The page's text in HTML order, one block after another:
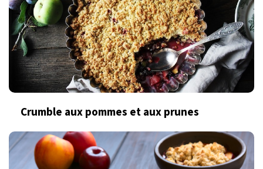
Crumble aux pommes et aux prunes